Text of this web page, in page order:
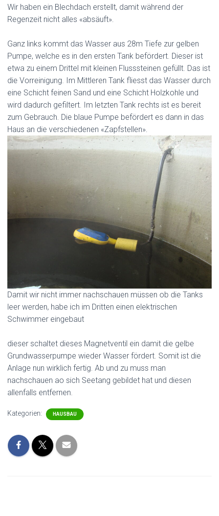
Wir haben ein Blechdach erstellt, damit während der
Regenzeit nicht alles «absäuft».
Ganz links kommt das Wasser aus 28m Tiefe zur gelben
Pumpe, welche es in den ersten Tank befördert. Dieser ist
etwa zu einem Drittel mit kleinen Flusssteinen gefüllt. Das ist
die Vorreinigung. Im Mittleren Tank fliesst das Wasser durch
eine Schicht feinen Sand und eine Schicht Holzkohle und
wird dadurch gefiltert. Im letzten Tank rechts ist es bereit
zum Gebrauch. Die blaue Pumpe befördert es dann in das
Haus an die verschiedenen «Zapfstellen».
Damit wir nicht immer nachschauen müssen ob die Tanks
leer werden, habe ich im Dritten einen elektrischen
Schwimmer eingebaut
dieser schaltet dieses Magnetventil ein damit die gelbe
Grundwasserpumpe wieder Wasser fördert. Somit ist die
Anlage nun wirklich fertig. Ab und zu muss man
nachschauen ao sich Seetang gebildet hat und diesen
allenfalls entfernen.
Kategorien: HAUSBAU